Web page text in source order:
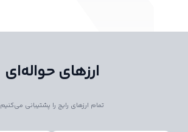
ارزهای حواله‌ای
تمام ارزهای رایج را پشتیبانی می‌کنیم